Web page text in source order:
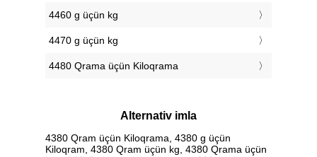
4460 g üçün kg
4470 g üçün kg
4480 Qrama üçün Kiloqrama
Alternativ imla
4380 Qram üçün Kiloqrama, 4380 g üçün
Kiloqram, 4380 Qram üçün kg, 4380 Qrama üçün